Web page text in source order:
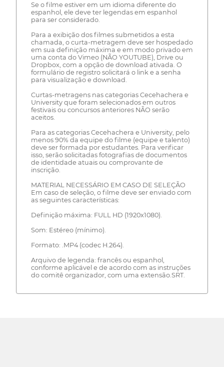
Se o filme estiver em um idioma diferente do
espanhol, ele deve ter legendas em espanhol
para ser considerado.
Para a exibição dos filmes submetidos a esta
chamada, o curta-metragem deve ser hospedado
em sua definição máxima e em modo privado em
uma conta do Vimeo (NÃO YOUTUBE), Drive ou
Dropbox, com a opção de download ativada. O
formulário de registro solicitará o link e a senha
para visualização e download.
Curtas-metragens nas categorias Cecehachera e
University que foram selecionados em outros
festivais ou concursos anteriores NÃO serão
aceitos.
Para as categorias Cecehachera e University, pelo
menos 90% da equipe do filme (equipe e talento)
deve ser formada por estudantes. Para verificar
isso, serão solicitadas fotografias de documentos
de identidade atuais ou comprovante de
inscrição.
MATERIAL NECESSÁRIO EM CASO DE SELEÇÃO
Em caso de seleção, o filme deve ser enviado com
as seguintes características:
Definição máxima: FULL HD (1920x1080).
Som: Estéreo (mínimo).
Formato: .MP4 (codec H.264).
Arquivo de legenda: francês ou espanhol,
conforme aplicável e de acordo com as instruções
do comitê organizador, com uma extensão.SRT.